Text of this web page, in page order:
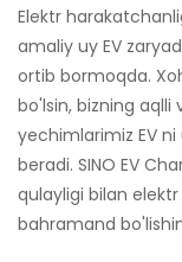
Elektr
amaliy uy EV
ortib bormoqda.
bo'lsin, bizning
yechimlarimiz EV
beradi. SINO EV
qulayligi bilan
bahramand